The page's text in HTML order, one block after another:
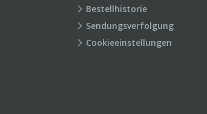
Bestellhistorie
Sendungsverfolgung
Cookieeinstellungen